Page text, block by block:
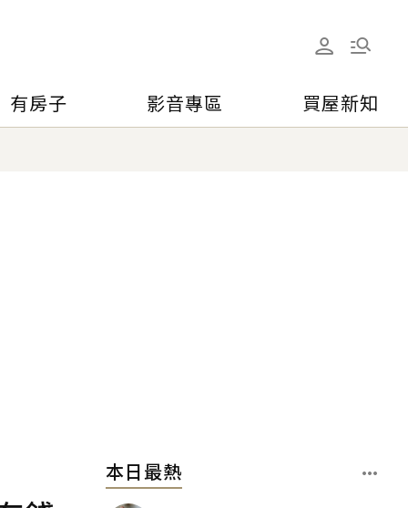
有房子 影音專區 買屋新知
本日最熱